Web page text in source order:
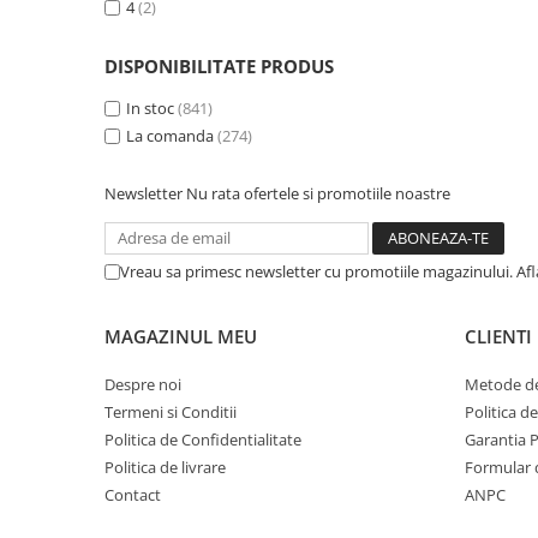
4(2)
DISPONIBILITATE PRODUS
In stoc(841)
La comanda(274)
Newsletter Nu rata ofertele si promotiile noastre
Vreau sa primesc newsletter cu promotiile magazinului.
MAGAZINUL MEU
Despre noi
Termeni si Conditii
Politica de Confidentialitate
Politica de livrare
Contact
CLIENTI
Metode
Politica
Garantia
Formular
ANPC